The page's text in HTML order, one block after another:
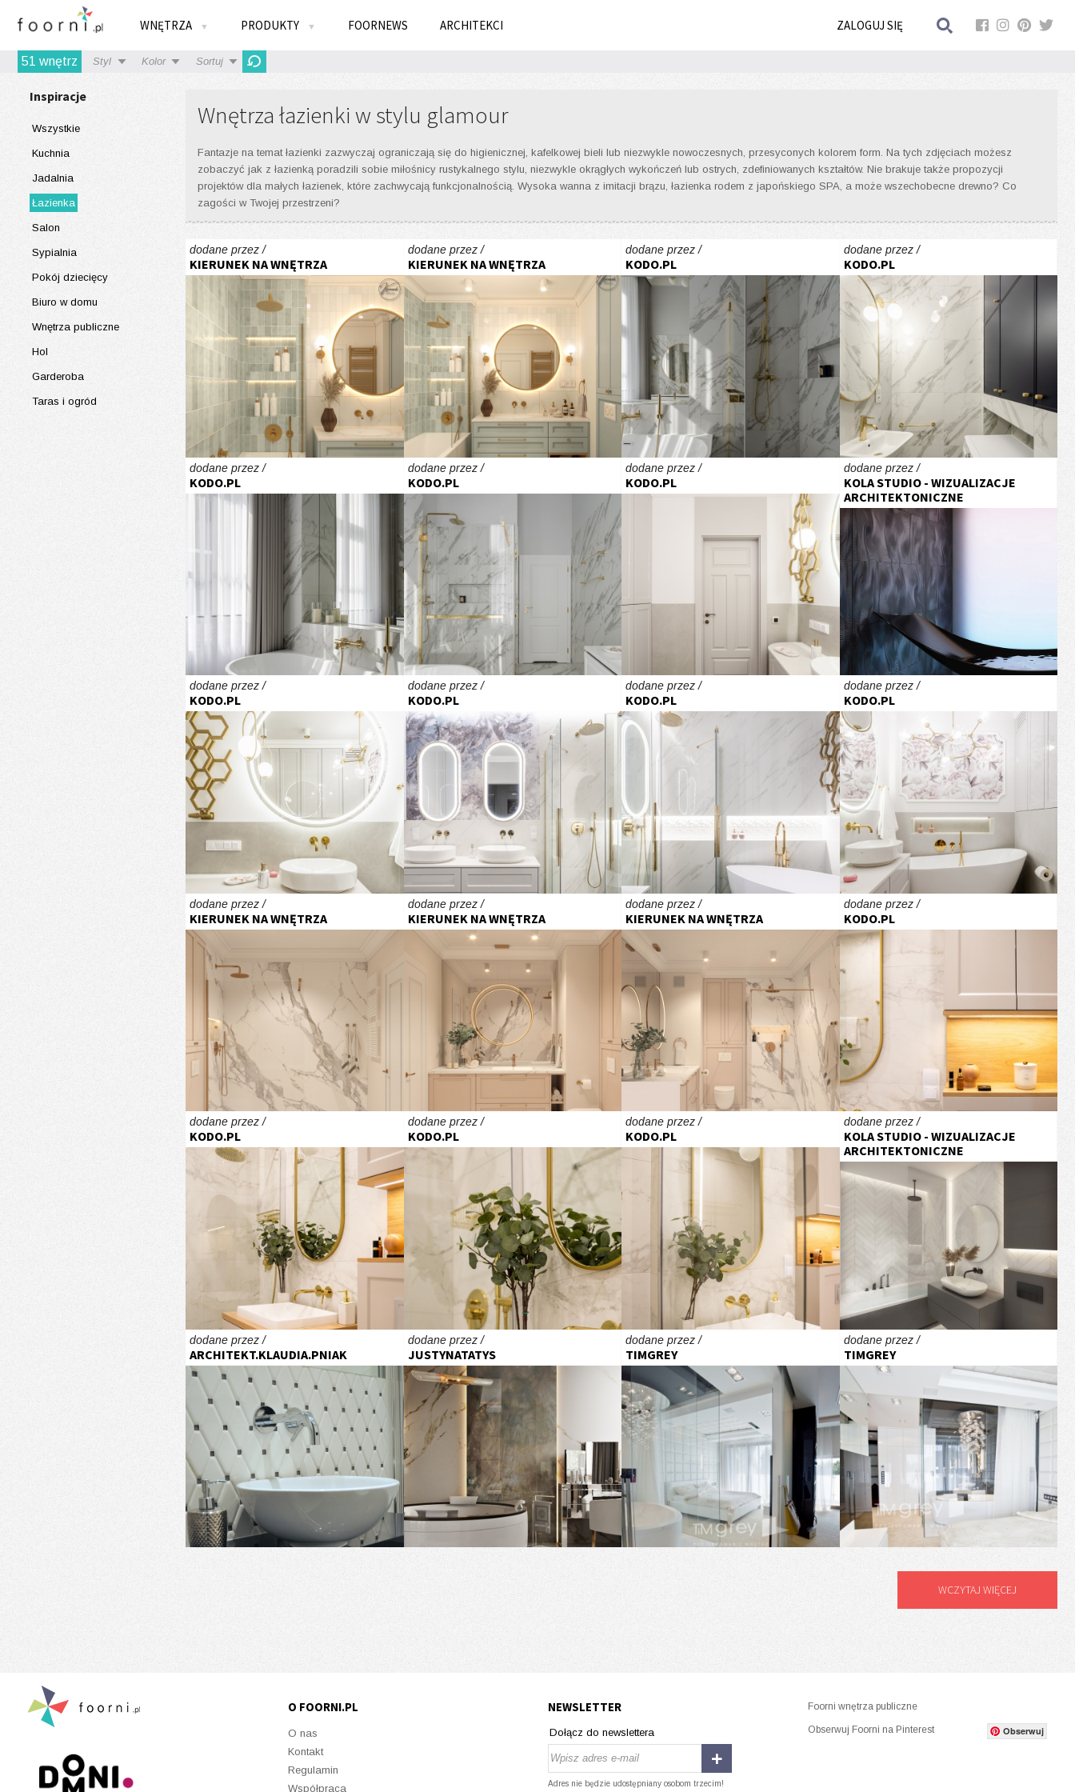
WNĘTRZA ▼ PRODUKTY ▼ FOORNEWS ARCHITEKCI ZALOGUJ SIĘ
51 wnętrz Styl Kolor Sortuj
Inspiracje
Wszystkie
Kuchnia
Jadalnia
Łazienka
Salon
Sypialnia
Pokój dziecięcy
Biuro w domu
Wnętrza publiczne
Hol
Garderoba
Taras i ogród
Wnętrza łazienki w stylu glamour
Fantazje na temat łazienki zazwyczaj ograniczają się do higienicznej, kafelkowej bieli lub niezwykle nowoczesnych, przesyconych kolorem form. Na tych zdjęciach możesz
zobaczyć jak z łazienką poradzili sobie miłośnicy rustykalnego stylu, niezwykle okrągłych wykończeń lub ostrych, zdefiniowanych kształtów. Nie brakuje także propozycji
projektów dla małych łazienek, które zachwycają funkcjonalnością. Wysoka wanna z imitacji brązu, łazienka rodem z japońskiego SPA, a może wszechobecne drewno? Co
zagości w Twojej przestrzeni?
dodane przez /
KIERUNEK NA WNĘTRZA
dodane przez /
KIERUNEK NA WNĘTRZA
dodane przez /
KODO.PL
dodane przez /
KODO.PL
dodane przez /
KODO.PL
dodane przez /
KODO.PL
dodane przez /
KODO.PL
dodane przez /
KOLA STUDIO - WIZUALIZACJE
ARCHITEKTONICZNE
dodane przez /
KODO.PL
dodane przez /
KODO.PL
dodane przez /
KODO.PL
dodane przez /
KODO.PL
dodane przez /
KIERUNEK NA WNĘTRZA
dodane przez /
KIERUNEK NA WNĘTRZA
dodane przez /
KIERUNEK NA WNĘTRZA
dodane przez /
KODO.PL
dodane przez /
KODO.PL
dodane przez /
KODO.PL
dodane przez /
KODO.PL
dodane przez /
KOLA STUDIO - WIZUALIZACJE
ARCHITEKTONICZNE
dodane przez /
ARCHITEKT.KLAUDIA.PNIAK
dodane przez /
JUSTYNATATYS
dodane przez /
TIMGREY
dodane przez /
TIMGREY
WCZYTAJ WIĘCEJ
O FOORNI.PL
O nas
Kontakt
Regulamin
Współpraca
NEWSLETTER
Dołącz do newslettera
Adres nie będzie udostępniany osobom trzecim!
Foorni wnętrza publiczne
Obserwuj Foorni na Pinterest Obserwuj